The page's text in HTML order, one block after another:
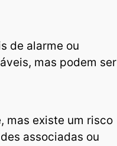
de alarme ou
mas podem ser
mas existe um risco
associadas ou